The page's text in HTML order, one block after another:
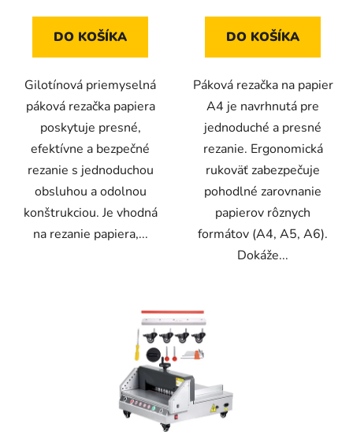
DO KOŠÍKA
Gilotínová priemyselná
páková rezačka papiera
poskytuje presné,
efektívne a bezpečné
rezanie s jednoduchou
obsluhou a odolnou
konštrukciou. Je vhodná
na rezanie papiera,...
DO KOŠÍKA
Páková rezačka na papier
A4 je navrhnutá pre
jednoduché a presné
rezanie. Ergonomická
rukoväť zabezpečuje
pohodlné zarovnanie
papierov rôznych
formátov (A4, A5, A6).
Dokáže...